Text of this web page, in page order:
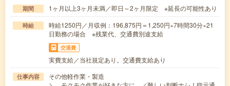
期間 1ヶ月以上3ヶ月未満／即日～2ヶ月限定 ※延長の可能性あり
時給
時給1250円／月収例：196,875円＝1,250円×7時間30分×21
日勤務の場合 ※残業代、交通費別途支給
交通費
実費支給／当社規定あり。交通費支給あり
仕事内容
その他軽作業・製造